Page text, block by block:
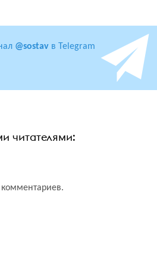
@sostav в Telegram
читателями:
комментариев.